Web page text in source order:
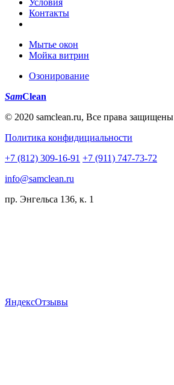
Условия
Контакты
Мытье окон
Мойка витрин
Озонирование
SamClean
© 2020 samclean.ru, Все права защищены
Политика конфидициальности
+7 (812) 309-16-91 +7 (911) 747-73-72
info@samclean.ru
пр. Энгельса 136, к. 1
ЯндексОтзывы